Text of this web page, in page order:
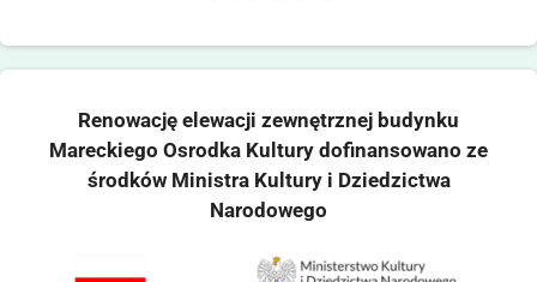
Renowację elewacji zewnętrznej budynku
Mareckiego Osrodka Kultury dofinansowano ze
środków Ministra Kultury i Dziedzictwa
Narodowego